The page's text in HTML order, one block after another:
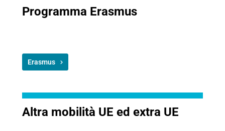
Programma Erasmus
Erasmus
Altra mobilità UE ed extra UE